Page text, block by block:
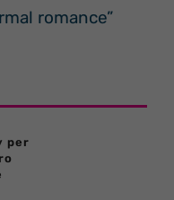
romance”
per